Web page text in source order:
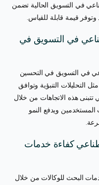
في التسويق الحالية تضمن
قيمة قابلة للقياس.
في التسويق في
في التسويق في التحسين
التحليلات التنبؤية وتوافق
تتبنى هذه الاتجاهات من خلال
ويدفع النمو
كفاءة خدمات
البحث للوكالات من خلال